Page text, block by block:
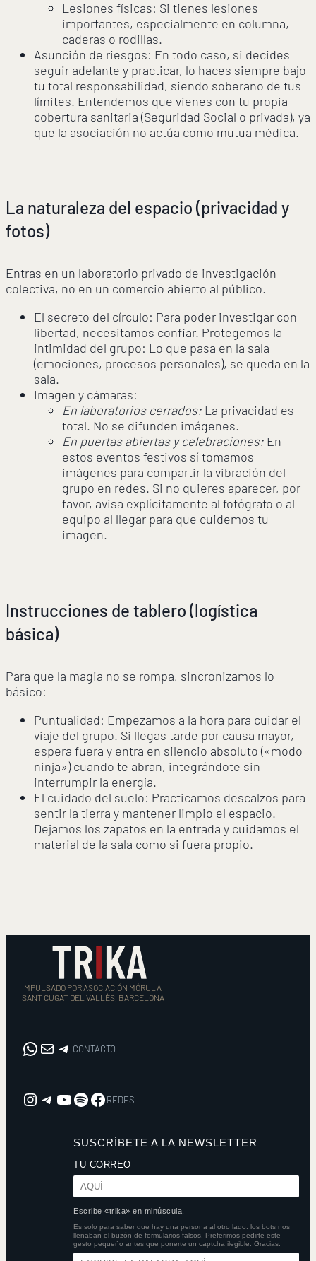
Lesiones físicas: Si tienes lesiones
importantes, especialmente en columna,
caderas o rodillas.
Asunción de riesgos: En todo caso, si decides
seguir adelante y practicar, lo haces siempre bajo
tu total responsabilidad, siendo soberano de tus
límites. Entendemos que vienes con tu propia
cobertura sanitaria (Seguridad Social o privada), ya
que la asociación no actúa como mutua médica.
La naturaleza del espacio (privacidad y
fotos)
Entras en un laboratorio privado de investigación
colectiva, no en un comercio abierto al público.
El secreto del círculo: Para poder investigar con
libertad, necesitamos confiar. Protegemos la
intimidad del grupo: Lo que pasa en la sala
(emociones, procesos personales), se queda en la
sala.
Imagen y cámaras:
En laboratorios cerrados: La privacidad es
total. No se difunden imágenes.
En puertas abiertas y celebraciones: En
estos eventos festivos sí tomamos
imágenes para compartir la vibración del
grupo en redes. Si no quieres aparecer, por
favor, avisa explícitamente al fotógrafo o al
equipo al llegar para que cuidemos tu
imagen.
Instrucciones de tablero (logística
básica)
Para que la magia no se rompa, sincronizamos lo
básico:
Puntualidad: Empezamos a la hora para cuidar el
viaje del grupo. Si llegas tarde por causa mayor,
espera fuera y entra en silencio absoluto («modo
ninja») cuando te abran, integrándote sin
interrumpir la energía.
El cuidado del suelo: Practicamos descalzos para
sentir la tierra y mantener limpio el espacio.
Dejamos los zapatos en la entrada y cuidamos el
material de la sala como si fuera propio.
IMPULSADO POR ASOCIACIÓN MÓRULA
SANT CUGAT DEL VALLÈS, BARCELONA
WhatsApp Correo electrónico CONTACTO CONTACTO
Instagram REDES YouTube Spotify Facebook REDES
SUSCRÍBETE A LA NEWSLETTER
TU CORREO
Escribe «trika» en minúscula.
Es solo para saber que hay una persona al otro lado: los bots nos
llenaban el buzón de formularios falsos. Preferimos pedirte este
gesto pequeño antes que ponerte un captcha ilegible. Gracias.